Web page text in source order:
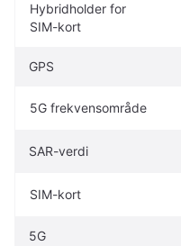
Hybridholder for
SIM-kort
GPS
5G frekvensområde
SAR-verdi
SIM-kort
5G